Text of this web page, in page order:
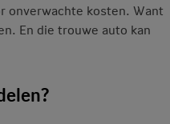
onverwachte kosten. Want
En die trouwe auto kan